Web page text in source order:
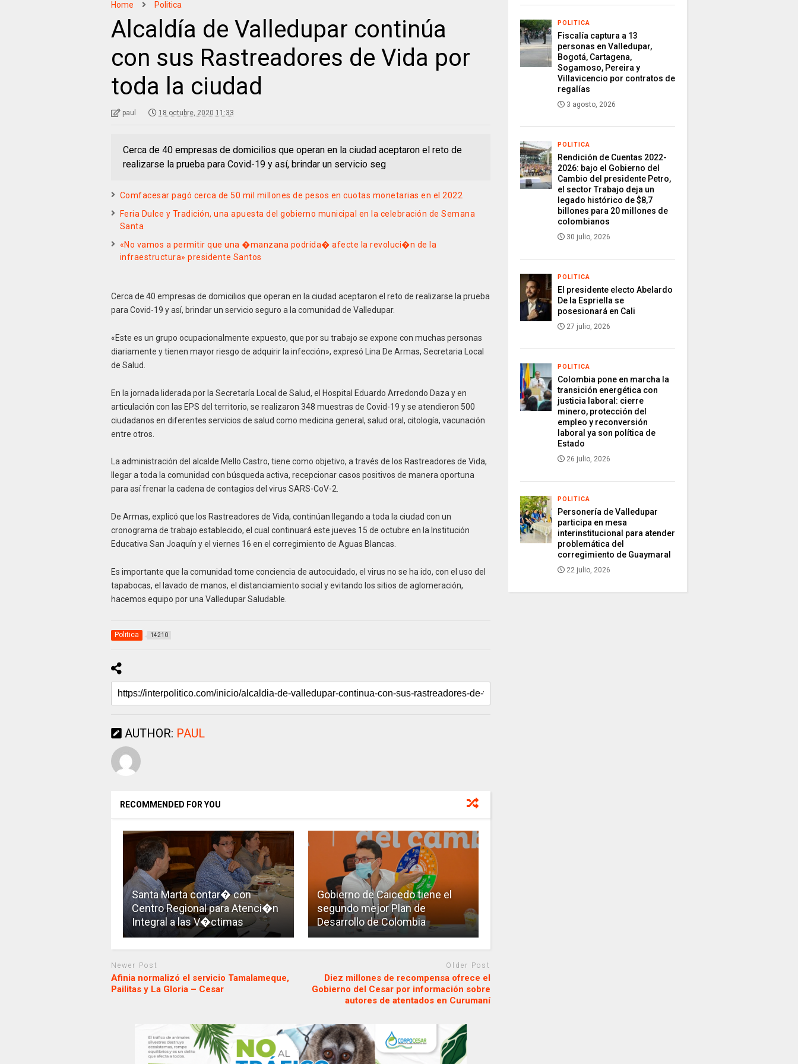
Home Politica
Alcaldía de Valledupar continúa
con sus Rastreadores de Vida por
toda la ciudad
paul 18 octubre, 2020 11:33
Cerca de 40 empresas de domicilios que operan en la ciudad aceptaron el reto de
realizarse la prueba para Covid-19 y así, brindar un servicio seg
Comfacesar pagó cerca de 50 mil millones de pesos en cuotas monetarias en el 2022
Feria Dulce y Tradición, una apuesta del gobierno municipal en la celebración de Semana
Santa
«No vamos a permitir que una �manzana podrida� afecte la revoluci�n de la
infraestructura» presidente Santos
Cerca de 40 empresas de domicilios que operan en la ciudad aceptaron el reto de realizarse la prueba
para Covid-19 y así, brindar un servicio seguro a la comunidad de Valledupar.
«Este es un grupo ocupacionalmente expuesto, que por su trabajo se expone con muchas personas
diariamente y tienen mayor riesgo de adquirir la infección», expresó Lina De Armas, Secretaria Local
de Salud.
En la jornada liderada por la Secretaría Local de Salud, el Hospital Eduardo Arredondo Daza y en
articulación con las EPS del territorio, se realizaron 348 muestras de Covid-19 y se atendieron 500
ciudadanos en diferentes servicios de salud como medicina general, salud oral, citología, vacunación
entre otros.
La administración del alcalde Mello Castro, tiene como objetivo, a través de los Rastreadores de Vida,
llegar a toda la comunidad con búsqueda activa, recepcionar casos positivos de manera oportuna
para así frenar la cadena de contagios del virus SARS-CoV-2.
De Armas, explicó que los Rastreadores de Vida, continúan llegando a toda la ciudad con un
cronograma de trabajo establecido, el cual continuará este jueves 15 de octubre en la Institución
Educativa San Joaquín y el viernes 16 en el corregimiento de Aguas Blancas.
Es importante que la comunidad tome conciencia de autocuidado, el virus no se ha ido, con el uso del
tapabocas, el lavado de manos, el distanciamiento social y evitando los sitios de aglomeración,
hacemos equipo por una Valledupar Saludable.
Politica 14210
AUTHOR: PAUL
RECOMMENDED FOR YOU
Santa Marta contar� con
Centro Regional para Atenci�n
Integral a las V�ctimas
Gobierno de Caicedo tiene el
segundo mejor Plan de
Desarrollo de Colombia
Newer Post
Afinia normalizó el servicio Tamalameque,
Pailitas y La Gloria – Cesar
Older Post
Diez millones de recompensa ofrece el
Gobierno del Cesar por información sobre
autores de atentados en Curumaní
POLITICA
Fiscalía captura a 13
personas en Valledupar,
Bogotá, Cartagena,
Sogamoso, Pereira y
Villavicencio por contratos de
regalías
3 agosto, 2026
POLITICA
Rendición de Cuentas 2022-
2026: bajo el Gobierno del
Cambio del presidente Petro,
el sector Trabajo deja un
legado histórico de $8,7
billones para 20 millones de
colombianos
30 julio, 2026
POLITICA
El presidente electo Abelardo
De la Espriella se
posesionará en Cali
27 julio, 2026
POLITICA
Colombia pone en marcha la
transición energética con
justicia laboral: cierre
minero, protección del
empleo y reconversión
laboral ya son política de
Estado
26 julio, 2026
POLITICA
Personería de Valledupar
participa en mesa
interinstitucional para atender
problemática del
corregimiento de Guaymaral
22 julio, 2026